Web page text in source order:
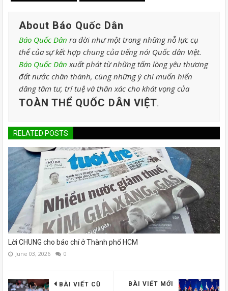
About Báo Quốc Dân
Báo Quốc Dân ra đời như một trong những nỗ lực cụ
thể của sự kết hợp chung của tiếng nói Quốc dân Việt.
Báo Quốc Dân xuất phát từ những tấm lòng yêu thương
đất nước chân thành, cùng những ý chí muốn hiến
dâng tâm tư, trí tuệ và thân xác cho khát vọng của
TOÀN THỂ QUỐC DÂN VIỆT.
RELATED POSTS
Lời CHUNG cho báo chí ở Thành phố HCM
June 03, 2026 0
BÀI VIẾT MỚI
BÀI VIẾT CŨ